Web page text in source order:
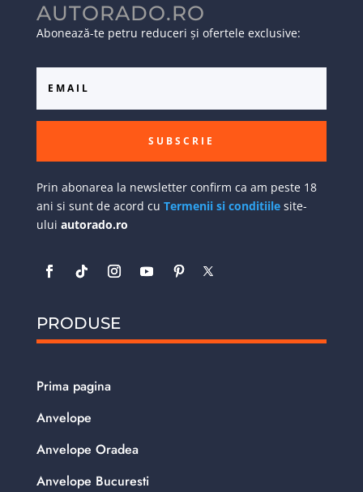
AUTORADO.RO
Abonează-te petru reduceri și ofertele exclusive:
SUBSCRIE
Prin abonarea la newsletter confirm ca am peste 18
ani si sunt de acord cu Termenii si conditiilesite-
ului autorado.ro
PRODUSE
Prima pagina
Anvelope
Anvelope Oradea
Anvelope Bucuresti